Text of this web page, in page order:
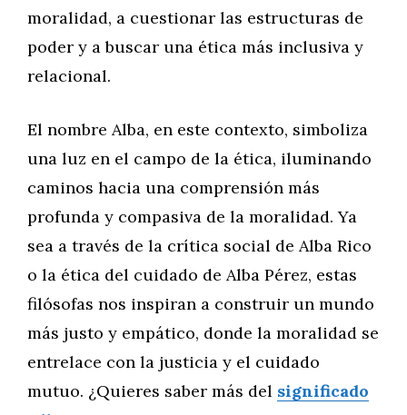
moralidad, a cuestionar las estructuras de
poder y a buscar una ética más inclusiva y
relacional.
El nombre Alba, en este contexto, simboliza
una luz en el campo de la ética, iluminando
caminos hacia una comprensión más
profunda y compasiva de la moralidad. Ya
sea a través de la crítica social de Alba Rico
o la ética del cuidado de Alba Pérez, estas
filósofas nos inspiran a construir un mundo
más justo y empático, donde la moralidad se
entrelace con la justicia y el cuidado
mutuo. ¿Quieres saber más del significado